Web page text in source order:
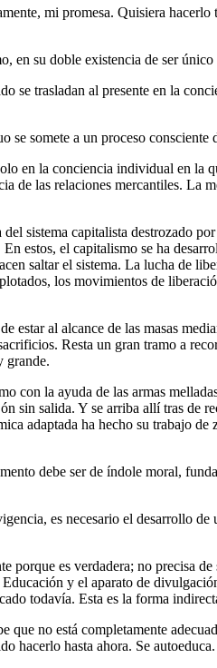
mi promesa. Quisiera
en su doble existencia de ser
se trasladan al presente en la
somete a un proceso consciente
en la conciencia individual en la
las relaciones mercantiles. La
sistema capitalista destrozado
estos, el capitalismo se ha
saltar el sistema. La lucha de
los movimientos de
estar al alcance de las masas
Resta un gran tramo a
grande.
con la ayuda de las armas
salida. Y se arriba allí tras de
adaptada ha hecho su trabajo
debe ser de índole moral,
es necesario el desarrollo
es verdadera; no precisa
y el aparato de
todavía. Esta es la forma
no está completamente
hacerlo hasta ahora. Se autoeduca.